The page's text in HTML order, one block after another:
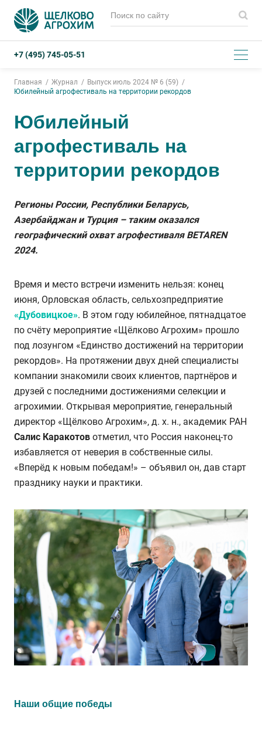
+7 (495) 745-05-51
Главная Журнал
Выпуск июль 2024 № 6 (59)
Юбилейный агрофестиваль на территории рекордов
Юбилейный
агрофестиваль на
территории рекордов
Регионы России, Республики Беларусь,
Азербайджан и Турция – таким оказался
географический охват агрофестиваля BETAREN
2024.
Время и место встречи изменить нельзя: конец
июня, Орловская область, сельхозпредприятие
«Дубовицкое». В этом году юбилейное, пятнадцатое
по счёту мероприятие «Щёлково Агрохим» прошло
под лозунгом «Единство достижений на территории
рекордов». На протяжении двух дней специалисты
компании знакомили своих клиентов, партнёров и
друзей с последними достижениями селекции и
агрохимии. Открывая мероприятие, генеральный
директор «Щёлково Агрохим», д. х. н., академик РАН
Салис Каракотов отметил, что Россия наконец-то
избавляется от неверия в собственные силы.
«Вперёд к новым победам!» – объявил он, дав старт
празднику науки и практики.
Наши общие победы